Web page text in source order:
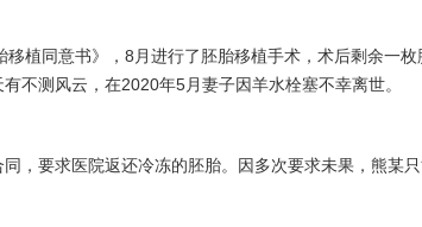
植同意书》，8月进行了胚胎移植手术，术后剩余一枚
不测风云，在2020年5月妻子因羊水栓塞不幸离世。
，要求医院返还冷冻的胚胎。因多次要求未果，熊某只